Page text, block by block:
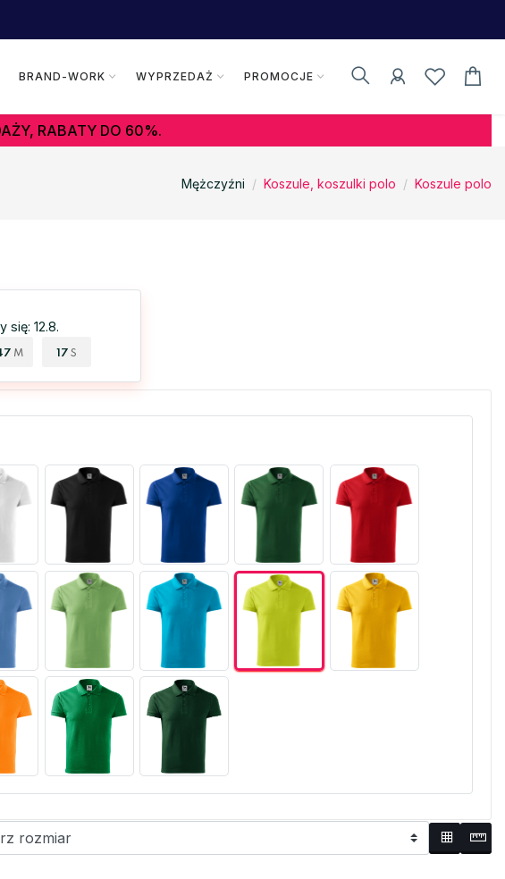
BRAND-WORK WYPRZEDAŻ PROMOCJE
RABATY DO 60%.
Mężczyźni Koszule, koszulki polo Koszule polo
się: 12.8.
M 16 S